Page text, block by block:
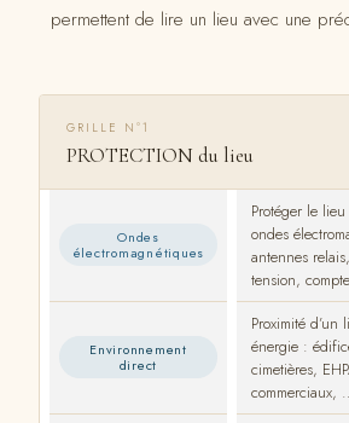
permettent de lire un lieu avec une
GRILLE N°1
PROTECTION du lieu
Ondes
électro­magnétiques
Protéger le
ondes
antennes
tension,
Environnement
direct
Proximité
énergie :
cimetières,
commerciaux,